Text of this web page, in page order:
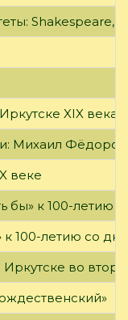
Shakespeare,
XIX века
Михаил Фёдоров
веке
бы» к 100-летию
к 100-летию со
во